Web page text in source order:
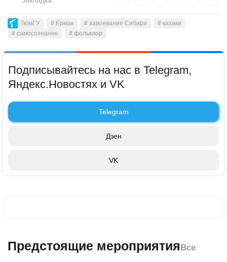
его роли в качестве центра научно-технологического и
социально-экономического развития региона.
ТюмГУ # Ермак # завоевание Сибири
# казаки
# самосознание
# фольклор
Подписывайтесь на нас в Telegram,
Яндекс.Новостях и VK
Telegram
Дзен
VK
Предстоящие мероприятияВсе